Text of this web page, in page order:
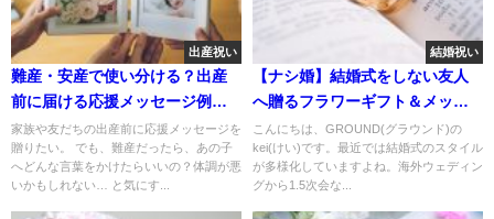
出産祝い
難産・安産で使い分ける？出産
前に届ける応援メッセージ例文
70選
家族や友だちの出産前に応援メッセージを
贈りたい。 でも、難産だったら、あの子
へどんな言葉をかけたらいいの？体調が悪
いかもしれない… と気にす...
結婚祝い
【ナシ婚】結婚式をしない友人
へ贈るフラワーギフト＆メッセ
ージ
こんにちは、GROUND(グラウンド)の
kei(けい)です。最近では結婚式のスタイル
が多様化していますよね。海外ウェディン
グから1.5次会な...